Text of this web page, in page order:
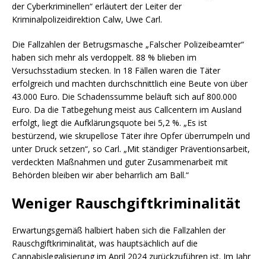
der Cyberkriminellen“ erläutert der Leiter der
Kriminalpolizeidirektion Calw, Uwe Carl.
Die Fallzahlen der Betrugsmasche „Falscher Polizeibeamter“
haben sich mehr als verdoppelt. 88 % blieben im
Versuchsstadium stecken. In 18 Fällen waren die Täter
erfolgreich und machten durchschnittlich eine Beute von über
43.000 Euro. Die Schadenssumme beläuft sich auf 800.000
Euro. Da die Tatbegehung meist aus Callcentern im Ausland
erfolgt, liegt die Aufklärungsquote bei 5,2 %. „Es ist
bestürzend, wie skrupellose Täter ihre Opfer überrumpeln und
unter Druck setzen“, so Carl. „Mit ständiger Präventionsarbeit,
verdeckten Maßnahmen und guter Zusammenarbeit mit
Behörden bleiben wir aber beharrlich am Ball.“
Weniger Rauschgiftkriminalität
Erwartungsgemäß halbiert haben sich die Fallzahlen der
Rauschgiftkriminalität, was hauptsächlich auf die
Cannabislegalisierung im April 2024 zurückzuführen ist. Im Jahr